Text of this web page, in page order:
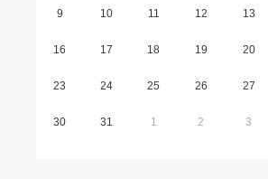
9 10 11 12 13
16 17 18 19 20
23 24 25 26 27
30 31 1 2 3